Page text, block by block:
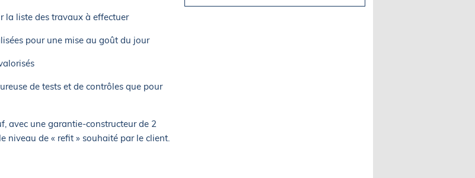
la liste des travaux à effectuer
pour une mise au goût du jour
de tests et de contrôles que pour
avec une garantie-constructeur de 2
niveau de « refit » souhaité par le client.